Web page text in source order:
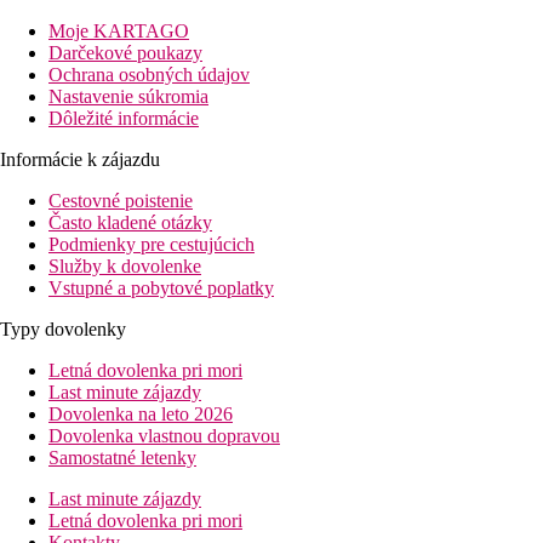
Popis hotelu
Vstupná hala s recepciou, reštaurácia, bar. Vonku bazén a terasa
s lehátkami a slnečníkmi zadarmo, osušky za kauciu.
Popis izby
trezor za poplatok, obývací priestor s kuchynským kútom,
Ostatné typy izieb(pokiaľ nie je uvedené inak, majú izby
vyššie uvedené vybavenie)
Štúdio, Superior
Štúdio, Superior, Výhľad mora
Apartmán
more.
Informácie o hoteli
Možnosti zábavy v blízkom okolí.
Bez stravovania
Moje KARTAGO
Darčekové poukazy
Ochrana osobných údajov
Nastavenie súkromia
Dôležité informácie
Informácie k zájazdu
Cestovné poistenie
Často kladené otázky
Podmienky pre cestujúcich
Služby k dovolenke
Vstupné a pobytové poplatky
Typy dovolenky
Letná dovolenka pri mori
Last minute zájazdy
Dovolenka na leto 2026
Dovolenka vlastnou dopravou
Samostatné letenky
Last minute zájazdy
Letná dovolenka pri mori